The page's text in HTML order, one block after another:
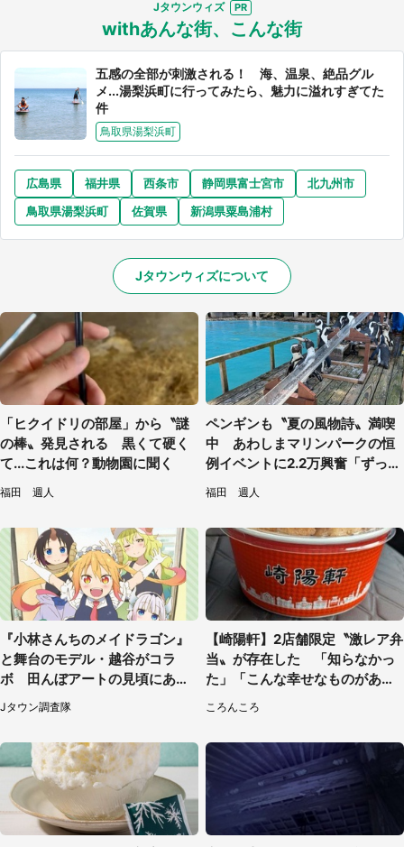
Jタウンウィズ
withあんな街、こんな街
五感の全部が刺激される！ 海、温泉、絶品グル
メ...湯梨浜町に行ってみたら、魅力に溢れすぎてた
件
鳥取県湯梨浜町
広島県 福井県 西条市 静岡県富士宮市
北九州市
鳥取県湯梨浜町
佐賀県 新潟県粟島浦村
Jタウンウィズについて
「ヒクイドリの部屋」から〝謎
の棒〟発見される 黒くて硬く
て...これは何？動物園に聞く
福田 週人
ペンギンも〝夏の風物詩〟満喫
中 あわしまマリンパークの恒
例イベントに2.2万興奮「ずっと
見てたい」
福田 週人
『小林さんちのメイドラゴン』
と舞台のモデル・越谷がコラ
ボ 田んぼアートの見頃にあわ
せて企画続々【7／31～】
Jタウン調査隊
【崎陽軒】2店舗限定〝激レア弁
当〟が存在した 「知らなかっ
た」「こんな幸せなものがあっ
ころんころ